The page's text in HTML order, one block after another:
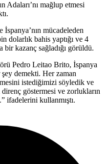
Adaları’nı mağlup etmesi
mücadeleden
dolarlık bahis yaptığı ve 4
kazanç sağladığı görüldü.
Pedro Leitao Brito, İspanya
demekti. Her zaman
istediğimizi söyledik ve
göstermesi ve zorlukların
ifadelerini kullanmıştı.